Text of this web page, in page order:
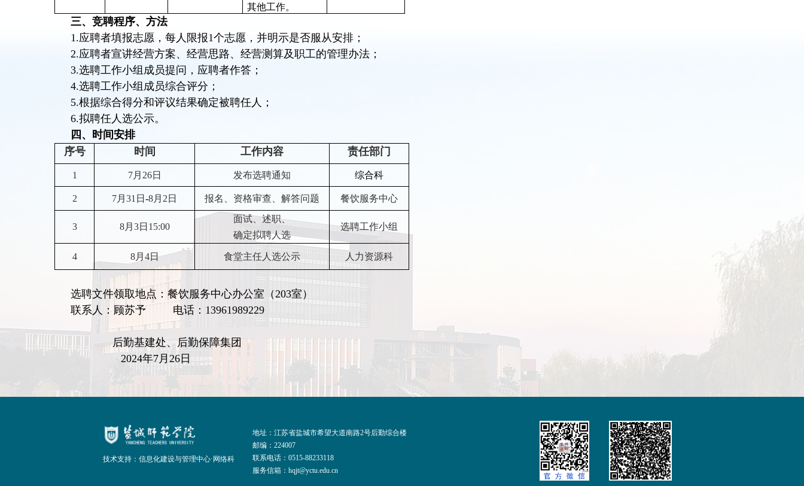
其他工作。
三、竞聘程序、方法
1.应聘者填报志愿，每人限报1个志愿，并明示是否服从安排；
2.应聘者宣讲经营方案、经营思路、经营测算及职工的管理办法；
3.选聘工作小组成员提问，应聘者作答；
4.选聘工作小组成员综合评分；
5.根据综合得分和评议结果确定被聘任人；
6.拟聘任人选公示。
四、时间安排
序号
时间 工作内容 责任部门
1 7月 26日 发布选聘通知 综合科
2 7月 31 日 -8月 2 日 报名、资格审查、解答问题 餐饮服务中心
3 8月 3日 15:00
面试、述职、
确定拟聘人选
选聘工作小组
4 8月 4日 食堂主任人选公示 人力资源科
选聘文件领取地点：餐饮服务中心办公室（203室）
联系人： 顾苏予 电话： 13961989229
后勤基建处、后勤保障集团
2024年7月26日
技术支持：信息化建设与管理中心·网络科
地址：江苏省盐城市希望大道南路2号后勤综合楼
邮编：224007
联系电话：0515-88233118
服务信箱：hqjt@yctu.edu.cn